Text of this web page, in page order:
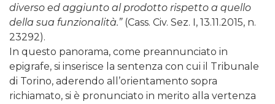
diverso ed aggiunto al prodotto rispetto a quello
della sua funzionalità.” (Cass. Civ. Sez. I, 13.11.2015, n.
23292).
In questo panorama, come preannunciato in
epigrafe, si inserisce la sentenza con cui il Tribunale
di Torino, aderendo all’orientamento sopra
richiamato, si è pronunciato in merito alla vertenza